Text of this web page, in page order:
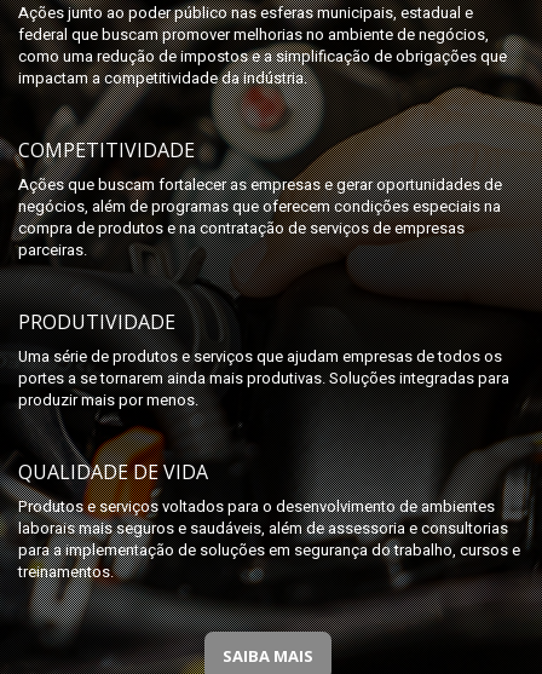
Ações junto ao poder público nas esferas municipais, estadual e
federal que buscam promover melhorias no ambiente de negócios,
como uma redução de impostos e a simplificação de obrigações que
impactam a competitividade da indústria.
COMPETITIVIDADE
Ações que buscam fortalecer as empresas e gerar oportunidades de
negócios, além de programas que oferecem condições especiais na
compra de produtos e na contratação de serviços de empresas
parceiras.
PRODUTIVIDADE
Uma série de produtos e serviços que ajudam empresas de todos os
portes a se tornarem ainda mais produtivas. Soluções integradas para
produzir mais por menos.
QUALIDADE DE VIDA
Produtos e serviços voltados para o desenvolvimento de ambientes
laborais mais seguros e saudáveis, além de assessoria e consultorias
para a implementação de soluções em segurança do trabalho, cursos e
treinamentos.
SAIBA MAIS